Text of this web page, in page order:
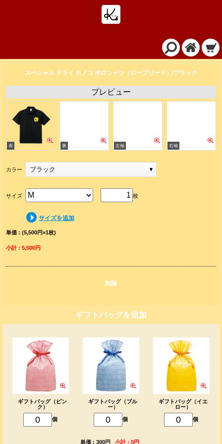
スペシャル ドライ カノコ ポロシャツ（ローブリード）/ブラック
プレビュー
カラー ブラック
枚
サイズ
サイズを追加
単価 : (5,500円×1枚)
小計 : 5,500円
削除
ギフトバッグを追加
ギフトバッグ（ピン
ク）
個
ギフトバッグ（ブル
ー）
個
ギフトバッグ（イエ
ロー）
個
単価 : 300円 小計 : 0円